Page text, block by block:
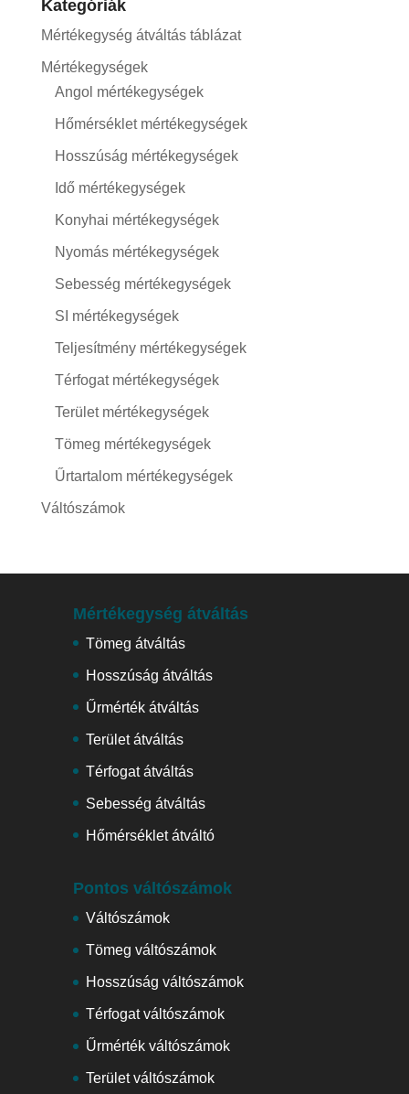
Kategóriák
Mértékegység átváltás táblázat
Mértékegységek
Angol mértékegységek
Hőmérséklet mértékegységek
Hosszúság mértékegységek
Idő mértékegységek
Konyhai mértékegységek
Nyomás mértékegységek
Sebesség mértékegységek
SI mértékegységek
Teljesítmény mértékegységek
Térfogat mértékegységek
Terület mértékegységek
Tömeg mértékegységek
Űrtartalom mértékegységek
Váltószámok
Mértékegység átváltás
Tömeg átváltás
Hosszúság átváltás
Űrmérték átváltás
Terület átváltás
Térfogat átváltás
Sebesség átváltás
Hőmérséklet átváltó
Pontos váltószámok
Váltószámok
Tömeg váltószámok
Hosszúság váltószámok
Térfogat váltószámok
Űrmérték váltószámok
Terület váltószámok